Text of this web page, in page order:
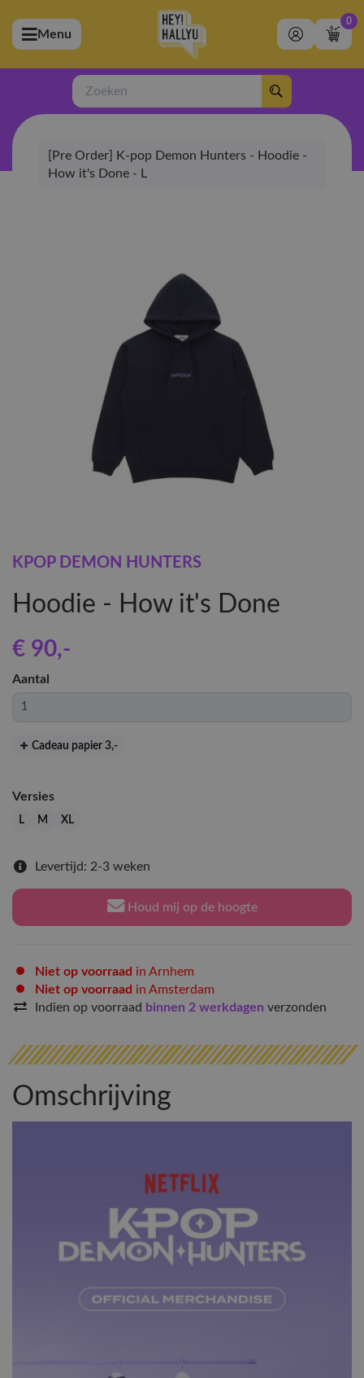
(Artiesten)
(Merchandise)
(Exclusive)
(Winkel)
Menu
0
Zoeken
[Pre Order] K-pop Demon Hunters - Hoodie -
How it's Done - L
KPOP DEMON HUNTERS
Hoodie - How it's Done
€ 90,-
Aantal
Cadeau papier 3,-
Versies
L M XL
Levertijd: 2-3 weken
Houd mij op de hoogte
Niet op voorraad in Arnhem
Niet op voorraad in Amsterdam
Indien op voorraad binnen 2 werkdagen verzonden
Omschrijving